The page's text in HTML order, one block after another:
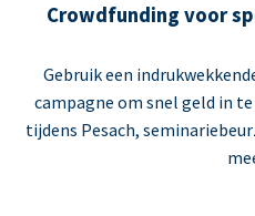
Crowdfunding voor
Gebruik een
campagne om snel geld in
tijdens Pesach,